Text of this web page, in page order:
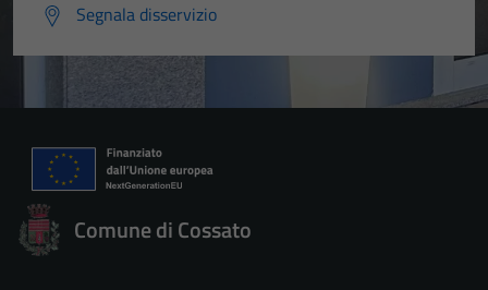
Segnala disservizio
Comune di Cossato